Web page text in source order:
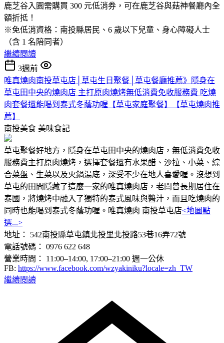
鹿芝谷入園需購買 300 元低消券，可在鹿芝谷與菇神餐廳內全
額折抵！
※免低消資格：南投縣居民、6 歲以下兒童、身心障礙人士
（含 1 名陪同者）
繼續閱讀
3週前
唯真燒肉南投草屯店│草屯生日聚餐│草屯餐廳推薦》隱身在
草屯田中央的燒肉店 主打原肉燒烤無低消費免收服務費 吃燒
肉套餐還能喝到泰式冬蔭功喔【草屯家庭聚餐】【草屯燒肉推
薦】
南投美食 美味食記
草屯聚餐好地方，隱身在草屯田中央的燒肉店，無低消費免收
服務費主打原肉燒烤，選擇套餐還有水果醋、沙拉、小菜、綜
合菜盤、生菜以及火鍋湯底，深受不少在地人喜愛喔。沒想到
草屯的田間隱藏了這麼一家的唯真燒肉店，老闆曾長期居住在
泰國，將燒烤中融入了獨特的泰式風味與醬汁，而且吃燒肉的
同時也能喝到泰式冬蔭功喔。唯真燒肉 南投草屯店<地圖點
選...>
地址： 542南投縣草屯鎮北投里北投路53巷16弄72號
電話號碼： 0976 622 648
營業時間： 11:00–14:00, 17:00–21:00 週一公休
FB: https://www.facebook.com/wzyakiniku?locale=zh_TW
繼續閱讀